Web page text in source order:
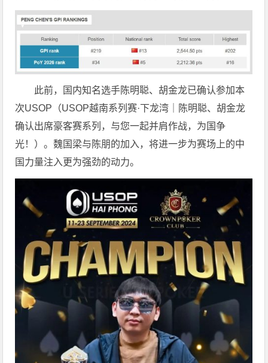
此前，国内知名选手陈明聪、胡金龙已确认参加本
次USOP（USOP越南系列赛·下龙湾｜陈明聪、胡金龙
确认出席豪客赛系列，与您一起并肩作战，为国争
光！）。魏国梁与陈朋的加入，将进一步为赛场上的中
国力量注入更为强劲的动力。